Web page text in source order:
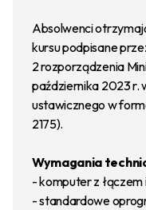
Absolwenci
kursu podpisane
2 rozporządzenia
października 2023 r.
ustawicznego w
2175).
Wymagania
- komputer z
- standardowe